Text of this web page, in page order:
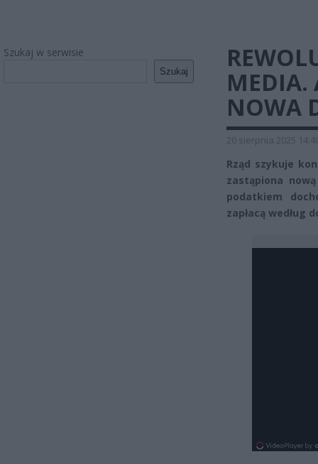
Szukaj w serwisie
Szukaj
MEDIA.
NOWA
20 sierpnia 2025
Rząd szykuje
zastąpiona
podatkiem
zapłacą według